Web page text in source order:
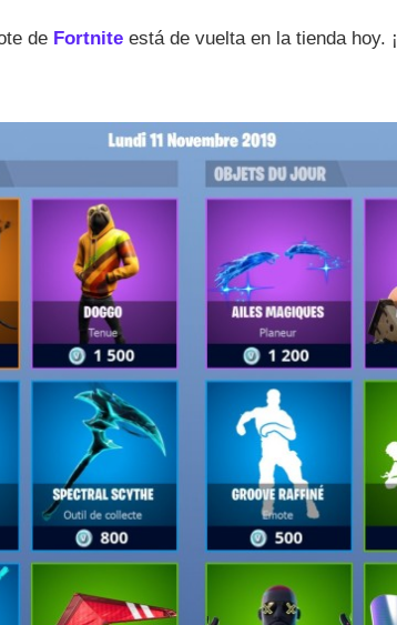
de Fortnite está de vuelta en la tienda hoy.